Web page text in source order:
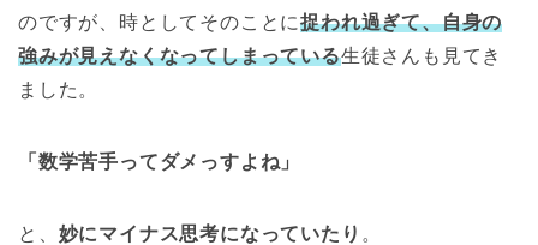
のですが、時としてそのことに捉われ過ぎて、自身の
強みが見えなくなってしまっている生徒さんも見てき
ました。
「数学苦手ってダメっすよね」
と、 妙にマイナス思考になっていたり 。